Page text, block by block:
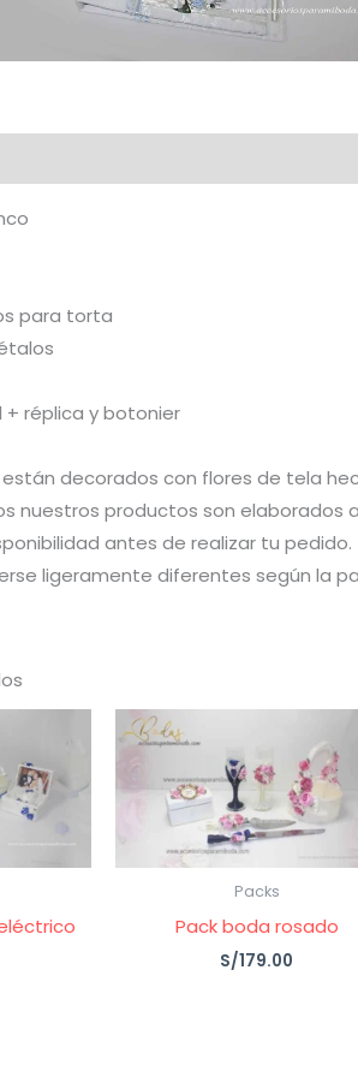
para torta
+ réplica y botonier
decorados con flores de tela
nuestros productos son
antes de realizar tu pedido.
ligeramente diferentes según la
Packs
Pack boda rosado
S/179.00